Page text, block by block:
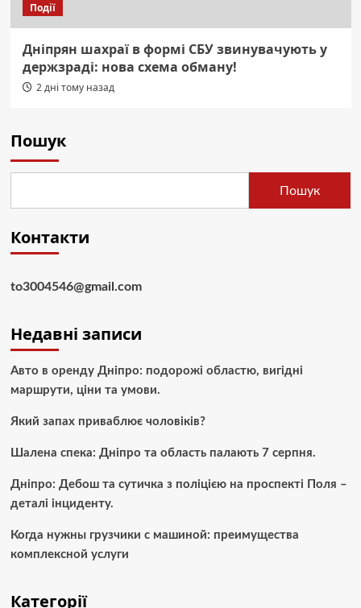
Події
Дніпрян шахраї в формі СБУ звинувачують у
держзраді: нова схема обману!
2 дні тому назад
Пошук
Пошук
Контакти
to3004546@gmail.com
Недавні записи
Авто в оренду Дніпро: подорожі областю, вигідні
маршрути, ціни та умови.
Який запах приваблює чоловіків?
Шалена спека: Дніпро та область палають 7 серпня.
Дніпро: Дебош та сутичка з поліцією на проспекті Поля –
деталі інциденту.
Когда нужны грузчики с машиной: преимущества
комплексной услуги
Категорії